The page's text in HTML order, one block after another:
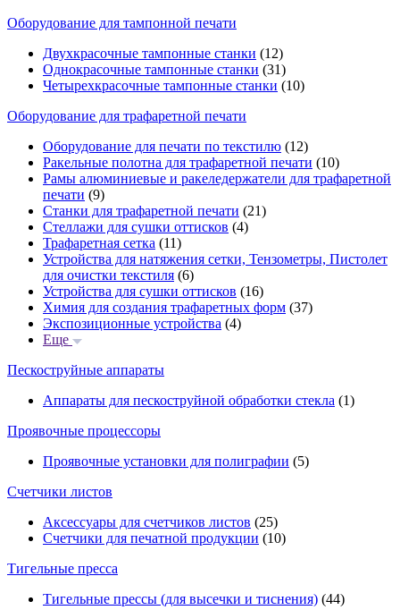
Оборудование для тампонной печати
Двухкрасочные тампонные станки (12)
Однокрасочные тампонные станки (31)
Четырехкрасочные тампонные станки (10)
Оборудование для трафаретной печати
Оборудование для печати по текстилю (12)
Ракельные полотна для трафаретной печати (10)
Рамы алюминиевые и ракеледержатели для трафаретной
печати (9)
Станки для трафаретной печати (21)
Стеллажи для сушки оттисков (4)
Трафаретная сетка (11)
Устройства для натяжения сетки, Тензометры, Пистолет
для очистки текстиля (6)
Устройства для сушки оттисков (16)
Химия для создания трафаретных форм (37)
Экспозиционные устройства (4)
Еще
Пескоструйные аппараты
Аппараты для пескоструйной обработки стекла (1)
Проявочные процессоры
Проявочные установки для полиграфии (5)
Счетчики листов
Аксессуары для счетчиков листов (25)
Счетчики для печатной продукции (10)
Тигельные пресса
Тигельные прессы (для высечки и тиснения) (44)